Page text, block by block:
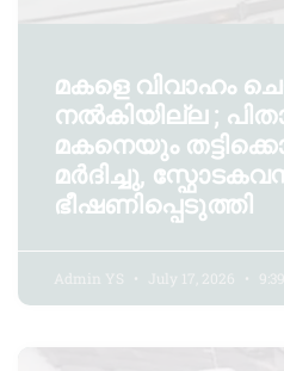
മകളെ വിവാഹം
നൽകിയില്ല ;
മകനെയും
മർദിച്ചു,
ഭീഷണിപ്പെടുത്തി
Admin YS July 17, 2026